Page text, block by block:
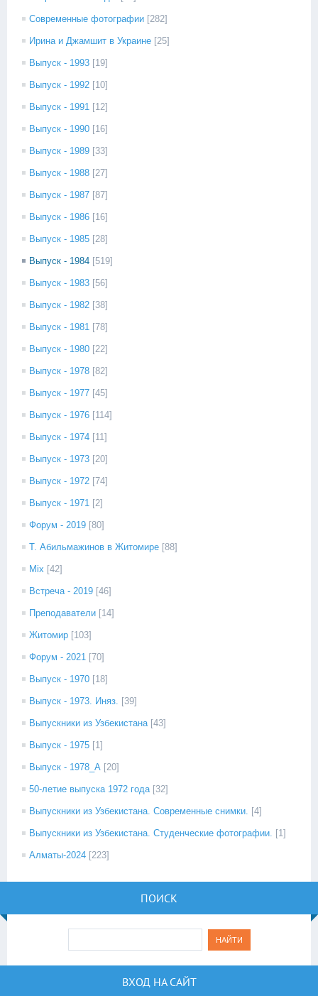
Современные фотографии [282]
Ирина и Джамшит в Украине [25]
Выпуск - 1993 [19]
Выпуск - 1992 [10]
Выпуск - 1991 [12]
Выпуск - 1990 [16]
Выпуск - 1989 [33]
Выпуск - 1988 [27]
Выпуск - 1987 [87]
Выпуск - 1986 [16]
Выпуск - 1985 [28]
Выпуск - 1984 [519]
Выпуск - 1983 [56]
Выпуск - 1982 [38]
Выпуск - 1981 [78]
Выпуск - 1980 [22]
Выпуск - 1978 [82]
Выпуск - 1977 [45]
Выпуск - 1976 [114]
Выпуск - 1974 [11]
Выпуск - 1973 [20]
Выпуск - 1972 [74]
Выпуск - 1971 [2]
Форум - 2019 [80]
Т. Абильмажинов в Житомире [88]
Mix [42]
Встреча - 2019 [46]
Преподаватели [14]
Житомир [103]
Форум - 2021 [70]
Выпуск - 1970 [18]
Выпуск - 1973. Иняз. [39]
Выпускники из Узбекистана [43]
Выпуск - 1975 [1]
Выпуск - 1978_А [20]
50-летие выпуска 1972 года [32]
Выпускники из Узбекистана. Современные снимки. [4]
Выпускники из Узбекистана. Студенческие фотографии. [1]
Алматы-2024 [223]
ПОИСК
ВХОД НА САЙТ